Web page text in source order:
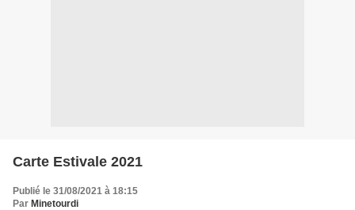
Carte Estivale 2021
Publié le 31/08/2021 à 18:15
Par Minetourdi